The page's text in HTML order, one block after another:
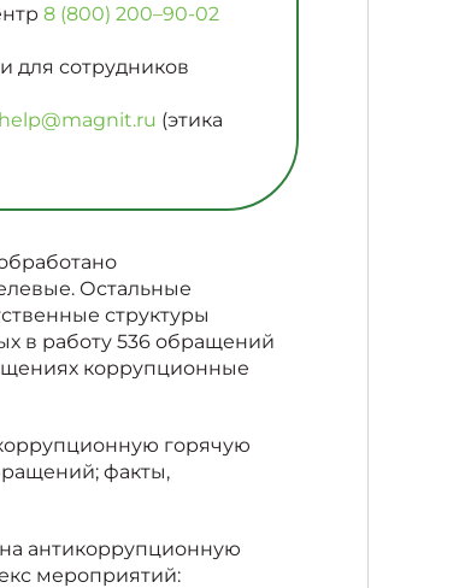
8 (800) 200–90-02
для сотрудников
(этика
Остальные
структуры
в работу 536 обращений
коррупционные
горячую
факты,
антикоррупционную
мероприятий: